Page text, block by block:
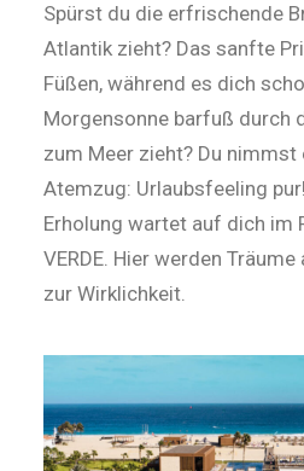
Spürst du die erfrischende
Atlantik zieht? Das sanfte
Füßen, während es dich
Morgensonne barfuß durch
zum Meer zieht? Du nimmst
Atemzug: Urlaubsfeeling
Erholung wartet auf dich im
VERDE. Hier werden
zur Wirklichkeit.